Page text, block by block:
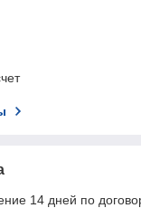
14 дней по